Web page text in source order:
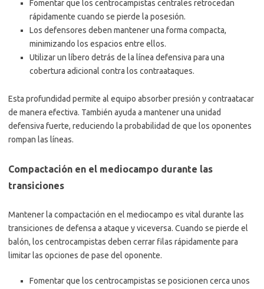
Fomentar que los centrocampistas centrales retrocedan
rápidamente cuando se pierde la posesión.
Los defensores deben mantener una forma compacta,
minimizando los espacios entre ellos.
Utilizar un líbero detrás de la línea defensiva para una
cobertura adicional contra los contraataques.
Esta profundidad permite al equipo absorber presión y contraatacar
de manera efectiva. También ayuda a mantener una unidad
defensiva fuerte, reduciendo la probabilidad de que los oponentes
rompan las líneas.
Compactación en el mediocampo durante las
transiciones
Mantener la compactación en el mediocampo es vital durante las
transiciones de defensa a ataque y viceversa. Cuando se pierde el
balón, los centrocampistas deben cerrar filas rápidamente para
limitar las opciones de pase del oponente.
Fomentar que los centrocampistas se posicionen cerca unos